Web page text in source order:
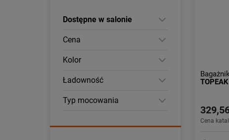
Dostępne w salonie
Cena
Kolor
Ładowność
Typ mocowania
TOPEAK
Cena